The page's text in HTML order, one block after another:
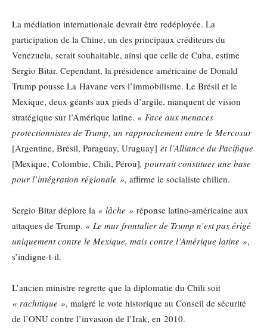
La médiation internationale devrait être redéployée. La
participation de la Chine, un des principaux créditeurs du
Venezuela, serait souhaitable, ainsi que celle de Cuba, estime
Sergio Bitar. Cependant, la présidence américaine de Donald
Trump pousse La Havane vers l’immobilisme. Le Brésil et le
Mexique, deux géants aux pieds d’argile, manquent de vision
stratégique sur l’Amérique latine. « Face aux menaces
protectionnistes de Trump, un rapprochement entre le Mercosur
[Argentine, Brésil, Paraguay, Uruguay] et l’Alliance du Pacifique
[Mexique, Colombie, Chili, Pérou], pourrait constituer une base
pour l’intégration régionale », affirme le socialiste chilien.
Sergio Bitar déplore la « lâche » réponse latino-américaine aux
attaques de Trump. « Le mur frontalier de Trump n’est pas érigé
uniquement contre le Mexique, mais contre l’Amérique latine »,
s’indigne-t-il.
L’ancien ministre regrette que la diplomatie du Chili soit
« rachitique », malgré le vote historique au Conseil de sécurité
de l’ONU contre l’invasion de l’Irak, en 2010.